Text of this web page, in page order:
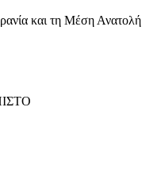
και τη Μέση Ανατολή